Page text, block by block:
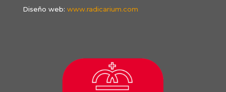
Diseño web: www.radicarium.com